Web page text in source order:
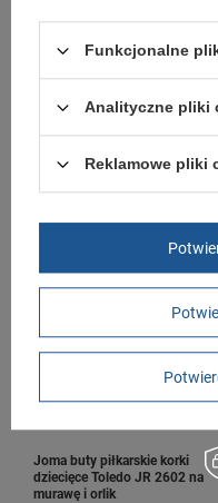
Puma dres sportowy dziecięcy
komplet
119,00 zł / szt.
Joma buty piłkarskie korki
dziecięce Toledo JR 2602 na
murawę i orlik
Funkcjonalne
Analityczne pliki
Reklamowe pliki